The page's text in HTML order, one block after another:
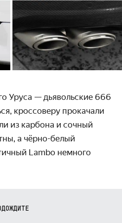
Уруса — дьявольские 666
кроссоверу прокачали
из карбона и сочный
а чёрно-белый
Lambo немного